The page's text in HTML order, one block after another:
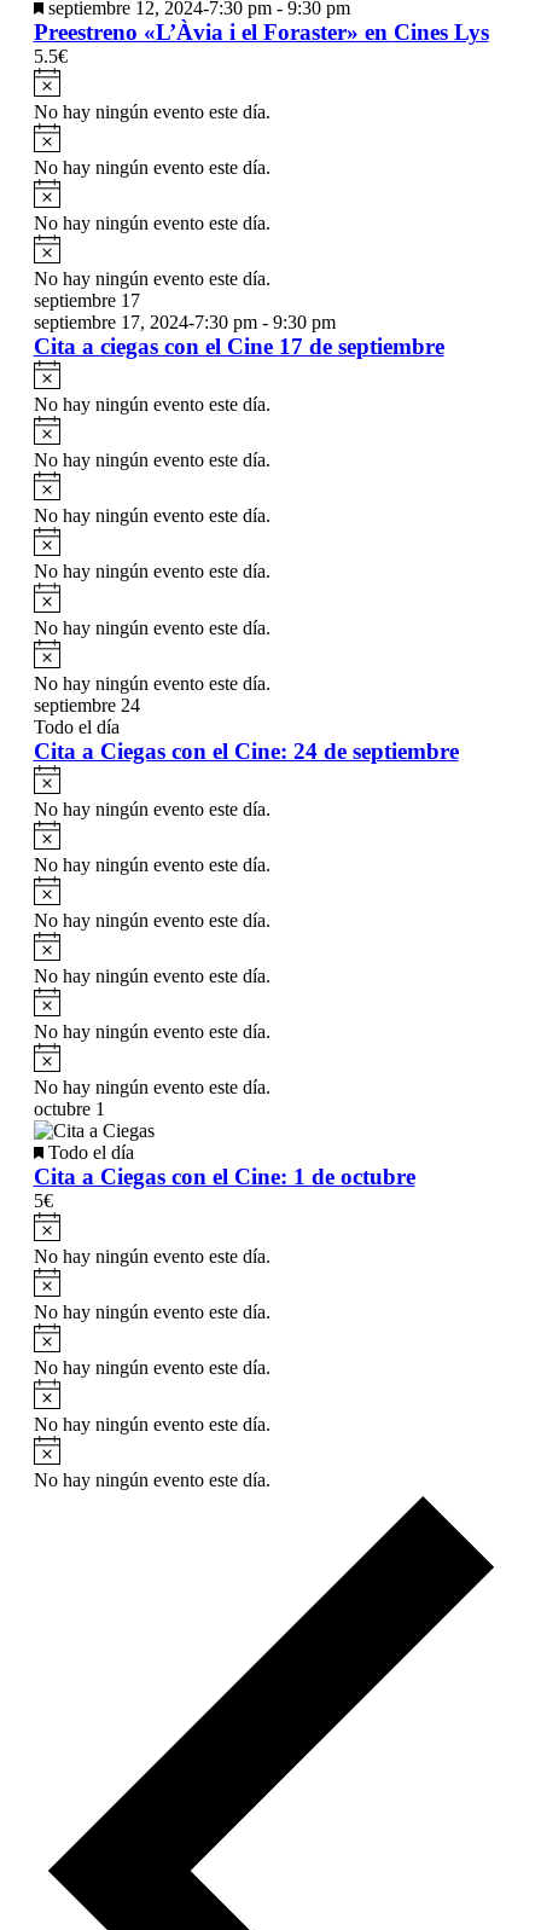
Destacado
septiembre 12, 2024-7:30 pm- 9:30 pm
Preestreno «L’Àvia i el Foraster» en Cines Lys
5.5€
Aviso
No hay ningún evento este día.
Aviso
No hay ningún evento este día.
Aviso
No hay ningún evento este día.
Aviso
No hay ningún evento este día.
septiembre 17
septiembre 17, 2024-7:30 pm- 9:30 pm
Cita a ciegas con el Cine 17 de septiembre
Aviso
No hay ningún evento este día.
Aviso
No hay ningún evento este día.
Aviso
No hay ningún evento este día.
Aviso
No hay ningún evento este día.
Aviso
No hay ningún evento este día.
Aviso
No hay ningún evento este día.
septiembre 24
Todo el día
Cita a Ciegas con el Cine: 24 de septiembre
Aviso
No hay ningún evento este día.
Aviso
No hay ningún evento este día.
Aviso
No hay ningún evento este día.
Aviso
No hay ningún evento este día.
Aviso
No hay ningún evento este día.
Aviso
No hay ningún evento este día.
octubre 1
Destacado
Todo el día
Cita a Ciegas con el Cine: 1 de octubre
5€
Aviso
No hay ningún evento este día.
Aviso
No hay ningún evento este día.
Aviso
No hay ningún evento este día.
Aviso
No hay ningún evento este día.
Aviso
No hay ningún evento este día.